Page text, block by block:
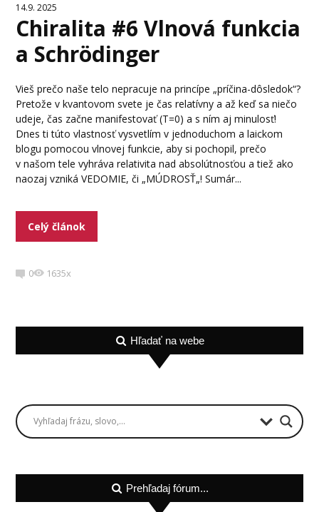
14.9. 2025
Chiralita #6 Vlnová funkcia
a Schrödinger
Vieš prečo naše telo nepracuje na princípe „príčina-dôsledok“?
Pretože v kvantovom svete je čas relatívny a až keď sa niečo
udeje, čas začne manifestovať (T=0) a s ním aj minulosť!
Dnes ti túto vlastnosť vysvetlím v jednoduchom a laickom
blogu pomocou vlnovej funkcie, aby si pochopil, prečo
v našom tele vyhráva relativita nad absolútnosťou a tiež ako
naozaj vzniká VEDOMIE, či „MÚDROSŤ„! Sumár...
Celý článok
0 1635x
Hľadať na webe
Prehľadaj fórum...